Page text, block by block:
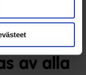
av alla